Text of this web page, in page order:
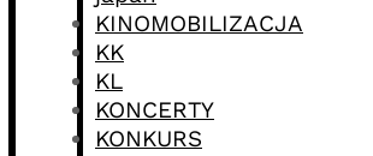
KINOMOBILIZACJA
KK
KL
KONCERTY
KONKURS